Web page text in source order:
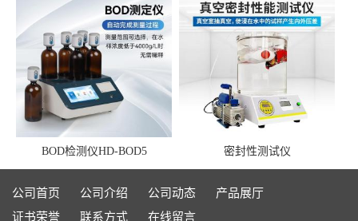
BOD检测仪HD-BOD5 密封性测试仪
公司首页 公司介绍 公司动态
产品展厅
证书荣誉
联系方式 在线留言